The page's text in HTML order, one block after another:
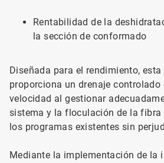
Rentabilidad de la
la sección de conformado
Diseñada para el rendimiento,
proporciona un drenaje
velocidad al gestionar
sistema y la floculación de la fibra
los programas existentes sin
Mediante la implementación de la